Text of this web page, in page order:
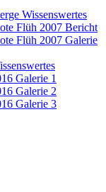
Wissenswertes
Flüh 2007 Bericht
Flüh 2007 Galerie
Galerie 1
Galerie 2
Galerie 3